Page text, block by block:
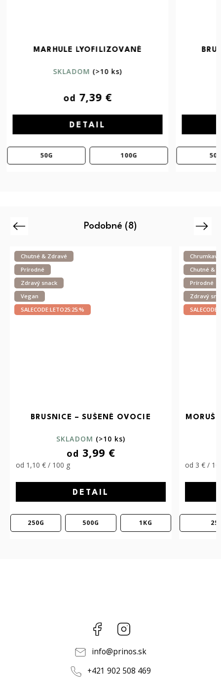
BRUSNICE LYOFILIZOVANÉ
SKLADOM (>10 ks)
od 9,59 €
DETAIL
50G 100G
Podobné (8)
Previous
Chrumkavé
Chutné & Zdravé
Prírodné
Zdravý snack
SALECODE:LETO25:25:%
MORUŠA ČIERNA – SUŠENÉ OVOCIE
SKLADOM (>10 ks)
od 9,49 €
od 3 € / 100 g
DETAIL
250G 500G
Chutné &
Obľúbené
Prírodné
Vegan
Next
Facebook
info@prinos.sk
+421 902 508 469